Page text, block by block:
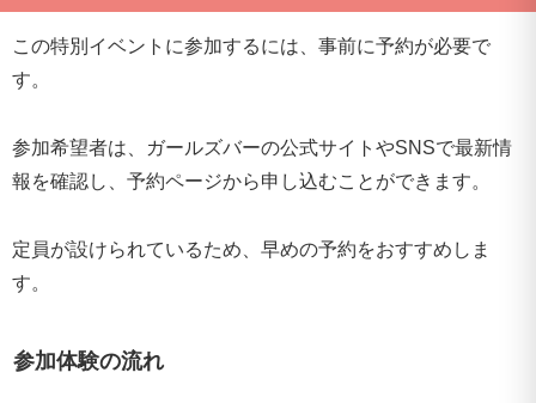
この特別イベントに参加するには、事前に予約が必要で
す。
参加希望者は、ガールズバーの公式サイトやSNSで最新情
報を確認し、予約ページから申し込むことができます。
定員が設けられているため、早めの予約をおすすめしま
す。
参加体験の流れ